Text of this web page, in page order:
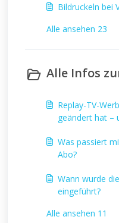
Bildruckeln bei
Alle ansehen 23
Alle Infos
Replay-TV-
geändert hat –
Was passiert
Abo?
Wann wurde
eingeführt?
Alle ansehen 11